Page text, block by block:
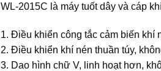
WL-2015C là máy tuốt dây và cáp
1. Điều khiển công tắc cảm biến khí
2. Điều khiển khí nén thuần túy,
3. Dao hình chữ V, linh hoạt hơn,